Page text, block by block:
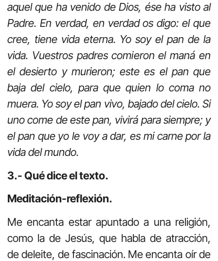
aquel que ha venido de Dios, ése ha visto al
Padre. En verdad, en verdad os digo: el que
cree, tiene vida eterna. Yo soy el pan de la
vida. Vuestros padres comieron el maná en
el desierto y murieron; este es el pan que
baja del cielo, para que quien lo coma no
muera. Yo soy el pan vivo, bajado del cielo. Si
uno come de este pan, vivirá para siempre; y
el pan que yo le voy a dar, es mi carne por la
vida del mundo.
3.- Qué dice el texto.
Meditación-reflexión.
Me encanta estar apuntado a una religión,
como la de Jesús, que habla de atracción,
de deleite, de fascinación. Me encanta oír de